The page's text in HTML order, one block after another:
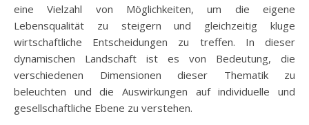
eine Vielzahl von Möglichkeiten, um die eigene
Lebensqualität zu steigern und gleichzeitig kluge
wirtschaftliche Entscheidungen zu treffen. In dieser
dynamischen Landschaft ist es von Bedeutung, die
verschiedenen Dimensionen dieser Thematik zu
beleuchten und die Auswirkungen auf individuelle und
gesellschaftliche Ebene zu verstehen.